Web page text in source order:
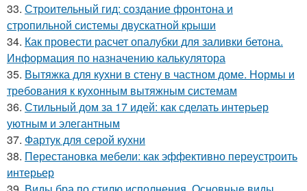
33. Строительный гид: создание фронтона и
стропильной системы двускатной крыши
34. Как провести расчет опалубки для заливки бетона.
Информация по назначению калькулятора
35. Вытяжка для кухни в стену в частном доме. Нормы и
требования к кухонным вытяжным системам
36. Стильный дом за 17 идей: как сделать интерьер
уютным и элегантным
37. Фартук для серой кухни
38. Перестановка мебели: как эффективно переустроить
интерьер